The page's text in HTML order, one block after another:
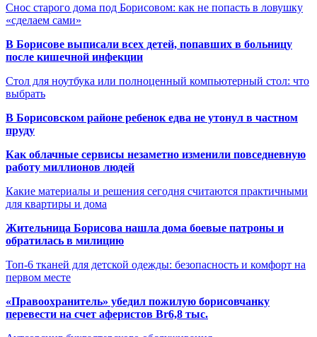
Снос старого дома под Борисовом: как не попасть в ловушку
«сделаем сами»
В Борисове выписали всех детей, попавших в больницу
после кишечной инфекции
Стол для ноутбука или полноценный компьютерный стол: что
выбрать
В Борисовском районе ребенок едва не утонул в частном
пруду
Как облачные сервисы незаметно изменили повседневную
работу миллионов людей
Какие материалы и решения сегодня считаются практичными
для квартиры и дома
Жительница Борисова нашла дома боевые патроны и
обратилась в милицию
Топ-6 тканей для детской одежды: безопасность и комфорт на
первом месте
«Правоохранитель» убедил пожилую борисовчанку
перевести на счет аферистов Br6,8 тыс.